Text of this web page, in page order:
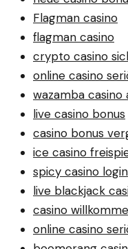
Flagman casino
flagman casino
crypto casino
online casino
wazamba casino
live casino bonus
casino bonus
ice casino
spicy casino login
live blackjack
casino
online casino